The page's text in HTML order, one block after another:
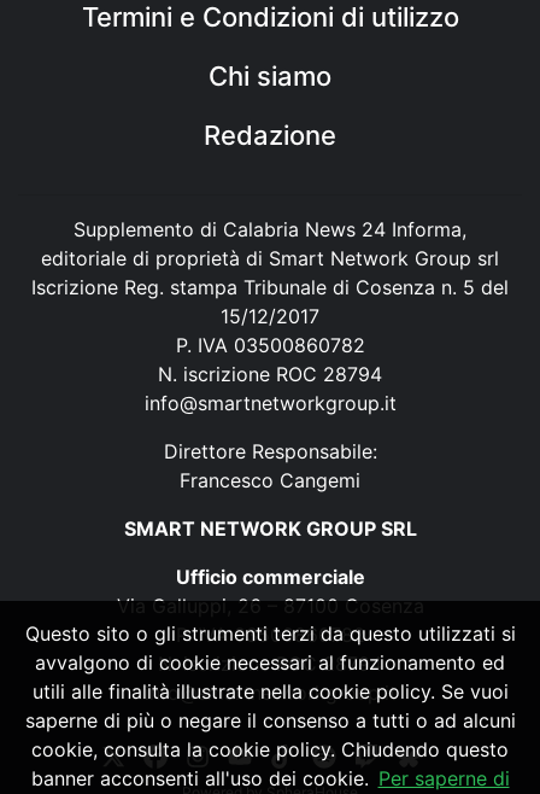
Termini e Condizioni di utilizzo
Chi siamo
Redazione
Supplemento di Calabria News 24 Informa,
editoriale di proprietà di Smart Network Group srl
Iscrizione Reg. stampa Tribunale di Cosenza n. 5 del
15/12/2017
P. IVA 03500860782
N. iscrizione ROC 28794
info@smartnetworkgroup.it
Direttore Responsabile:
Francesco Cangemi
SMART NETWORK GROUP SRL
Ufficio commerciale
Via Galluppi, 26 – 87100 Cosenza
P. IVA 03500860782
N. iscrizione ROC 28794
info@smartnetworkgroup.it
Questo sito o gli strumenti terzi da questo utilizzati si
avvalgono di cookie necessari al funzionamento ed
utili alle finalità illustrate nella cookie policy. Se vuoi
saperne di più o negare il consenso a tutti o ad alcuni
cookie, consulta la cookie policy. Chiudendo questo
banner acconsenti all'uso dei cookie. Per saperne di